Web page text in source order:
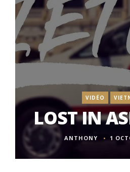
VIDÉO
LOST IN
ANTHONY 1